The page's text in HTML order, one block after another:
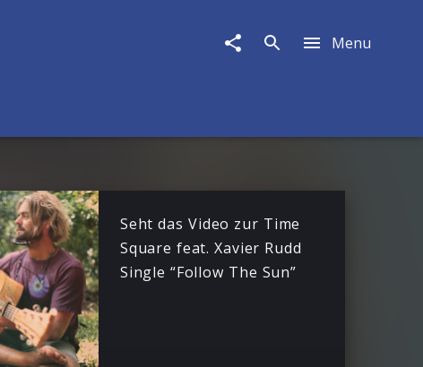
Menu
Seht das Video zur Time
Square feat. Xavier Rudd
Single “Follow The Sun”